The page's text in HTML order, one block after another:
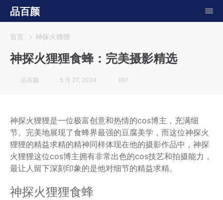
品百颜
首页 神探火狸狸
神探火狸狸食蜂：完美摄影精选
品百颜 5 月 27, 2024 397
神探火狸狸是一位极富创意和热情的cos博主，充满细
节。完美地展现了食蜂界最强的豆腐美学，而这位神探火
狸狸的精益求精的精神同样体现在他的摄影作品中，神探
火狸狸这位cos博主拥有非常出色的cos技艺和拍摄能力，
最让人留下深刻印象的是他对细节的精益求精。
神探火狸狸食蜂